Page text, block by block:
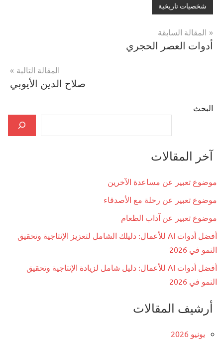
شخصيات تاريخية
تصفّح
المقالات
المقالة السابقة
أدوات العصر الحجري
المقالة التالية
صلاح الدين الأيوبي
البحث
آخر المقالات
موضوع تعبير عن مساعدة الآخرين
موضوع تعبير عن رحلة مع الأصدقاء
موضوع تعبير عن آداب الطعام
أفضل أدوات AI للأعمال: دليلك الشامل لتعزيز الإنتاجية وتحقيق
النمو في 2026
أفضل أدوات AI للأعمال: دليل شامل لزيادة الإنتاجية وتحقيق
النمو في 2026
أرشيف المقالات
يونيو 2026